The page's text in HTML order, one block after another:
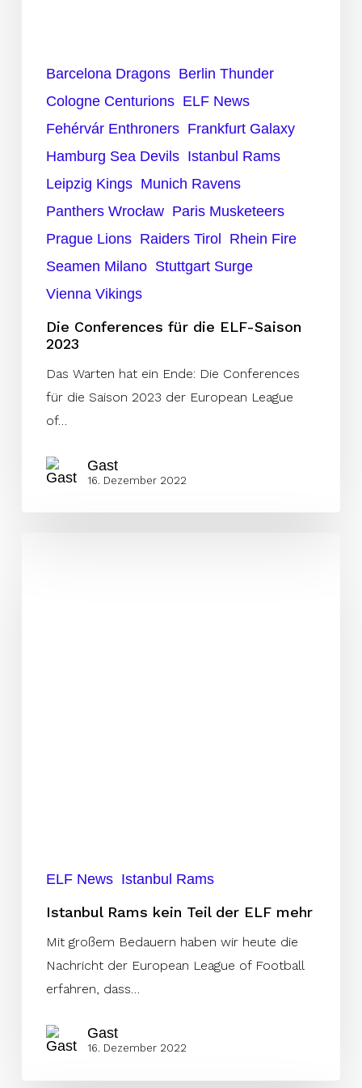
Barcelona Dragons Berlin Thunder
Cologne Centurions ELF News
Fehérvár Enthroners Frankfurt Galaxy
Hamburg Sea Devils Istanbul Rams
Leipzig Kings Munich Ravens
Panthers Wrocław Paris Musketeers
Prague Lions Raiders Tirol Rhein Fire
Seamen Milano Stuttgart Surge
Vienna Vikings
Die Conferences für die ELF-Saison
2023
Das Warten hat ein Ende: Die Conferences
für die Saison 2023 der European League
of…
Gast
16. Dezember 2022
ELF News Istanbul Rams
Istanbul Rams kein Teil der ELF mehr
Mit großem Bedauern haben wir heute die
Nachricht der European League of Football
erfahren, dass…
Gast
16. Dezember 2022